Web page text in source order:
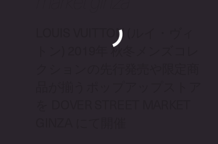
LOUIS VUITTON (ルイ・ヴィ
トン) 2019年 秋冬メンズコレ